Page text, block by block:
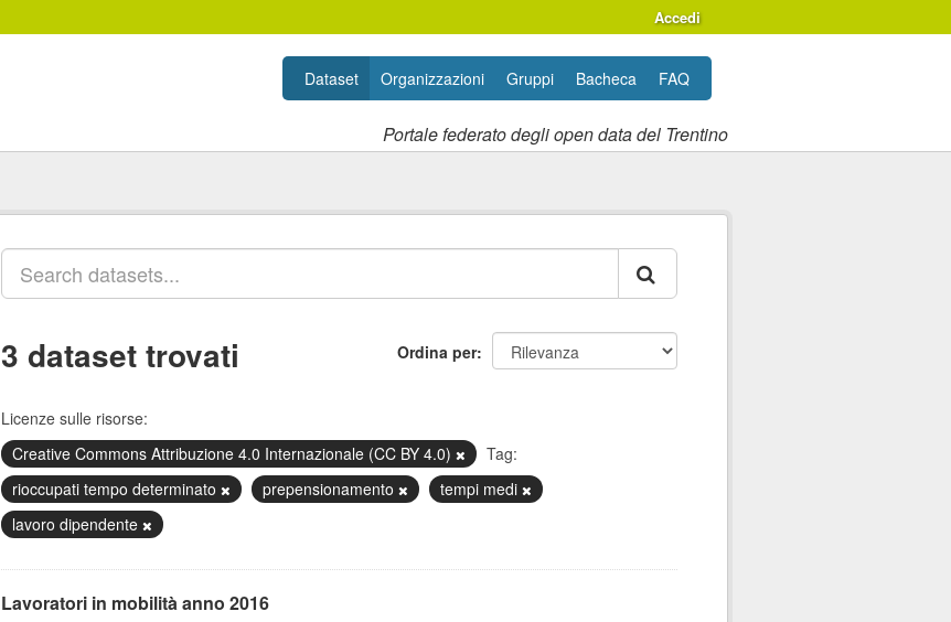
Accedi
Portale federato degli open data del Trentino
Dataset Organizzazioni Gruppi Bacheca FAQ
Ordina per
3 dataset trovati
Licenze sulle risorse:
Creative Commons Attribuzione 4.0 Internazionale (CC BY 4.0)
Tag:
rioccupati tempo determinato
prepensionamento
tempi medi
lavoro dipendente
Lavoratori in mobilità anno 2016